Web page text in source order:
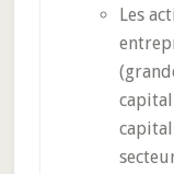
Les